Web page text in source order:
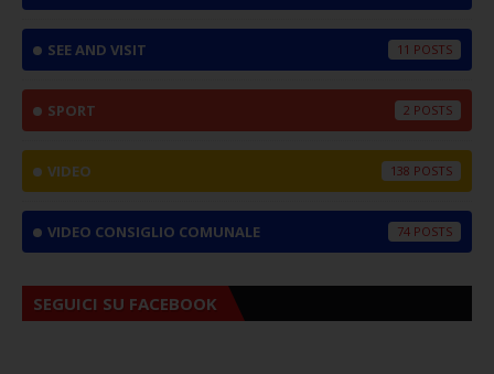
SEE AND VISIT 11
SPORT 2
VIDEO 138
VIDEO CONSIGLIO COMUNALE 74
SEGUICI SU FACEBOOK